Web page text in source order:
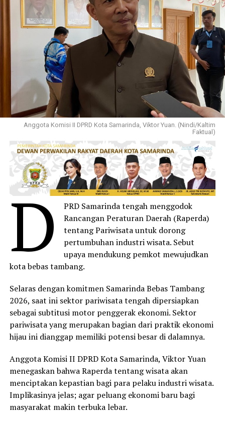
Anggota Komisi II DPRD Kota Samarinda, Viktor Yuan. (Nindi/Kaltim
Faktual)
D
PRD Samarinda tengah menggodok
Rancangan Peraturan Daerah (Raperda)
tentang Pariwisata untuk dorong
pertumbuhan industri wisata. Sebut
upaya mendukung pemkot mewujudkan
kota bebas tambang.
Selaras dengan komitmen Samarinda Bebas Tambang
2026, saat ini sektor pariwisata tengah dipersiapkan
sebagai subtitusi motor penggerak ekonomi. Sektor
pariwisata yang merupakan bagian dari praktik ekonomi
hijau ini dianggap memiliki potensi besar di dalamnya.
Anggota Komisi II DPRD Kota Samarinda, Viktor Yuan
menegaskan bahwa Raperda tentang wisata akan
menciptakan kepastian bagi para pelaku industri wisata.
Implikasinya jelas; agar peluang ekonomi baru bagi
masyarakat makin terbuka lebar.